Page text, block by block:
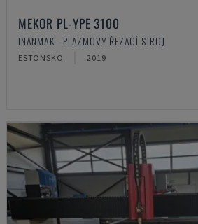
MEKOR PL-YPE 3100
INANMAK - PLAZMOVÝ ŘEZACÍ STROJ
ESTONSKO 2019